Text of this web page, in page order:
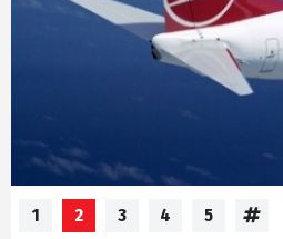
1 2 3 4 5